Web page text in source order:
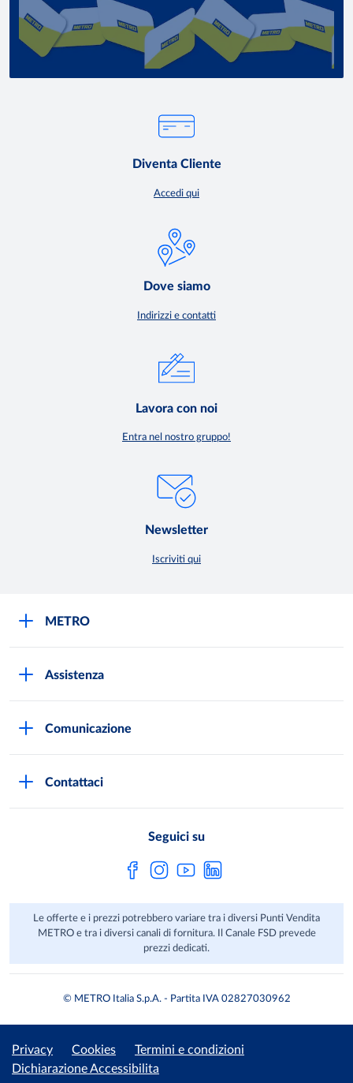
Diventa Cliente
Accedi qui
Dove siamo
Indirizzi e contatti
Lavora con noi
Entra nel nostro gruppo!
Newsletter
Iscriviti qui
METRO
Metro AG
Assistenza
Comunicazione
Contattaci
Seguici su
Le offerte e i prezzi potrebbero variare tra i diversi Punti Vendita
METRO e tra i diversi canali di fornitura. Il Canale FSD prevede
prezzi dedicati.
© METRO Italia S.p.A. - Partita IVA 02827030962
Privacy Cookies
Termini e condizioni
Dichiarazione Accessibilita